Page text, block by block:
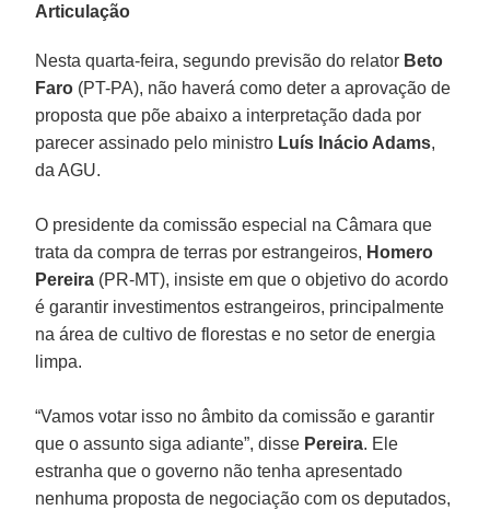
Articulação
Nesta quarta-feira, segundo previsão do relator Beto
Faro (PT-PA), não haverá como deter a aprovação de
proposta que põe abaixo a interpretação dada por
parecer assinado pelo ministro Luís Inácio Adams,
da AGU.
O presidente da comissão especial na Câmara que
trata da compra de terras por estrangeiros, Homero
Pereira (PR-MT), insiste em que o objetivo do acordo
é garantir investimentos estrangeiros, principalmente
na área de cultivo de florestas e no setor de energia
limpa.
“Vamos votar isso no âmbito da comissão e garantir
que o assunto siga adiante”, disse Pereira. Ele
estranha que o governo não tenha apresentado
nenhuma proposta de negociação com os deputados,